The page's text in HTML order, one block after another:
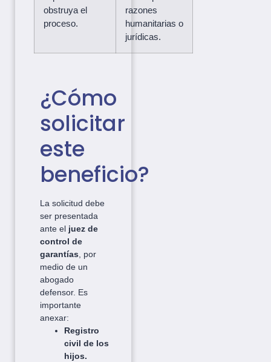
obstruya el
proceso.
razones
humanitarias o
jurídicas.
¿Cómo
solicitar
este
beneficio?
La solicitud debe
ser presentada
ante el juez de
control de
garantías, por
medio de un
abogado
defensor. Es
importante
anexar:
Registro
civil de los
hijos.